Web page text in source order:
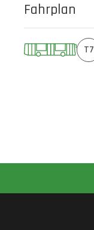
Fahrplan
T7